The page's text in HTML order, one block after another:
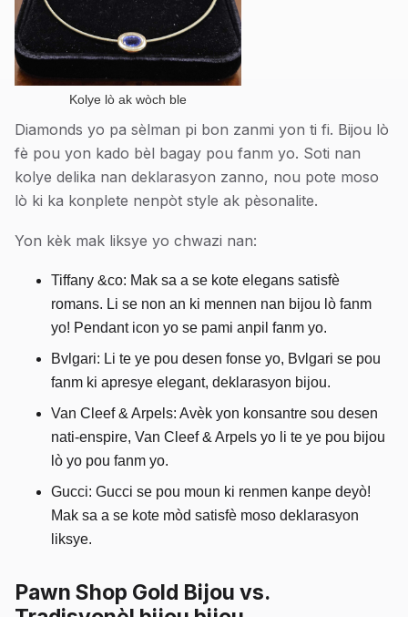
Kolye lò ak wòch ble
Diamonds yo pa sèlman pi bon zanmi yon ti fi. Bijou lò
fè pou yon kado bèl bagay pou fanm yo. Soti nan
kolye delika nan deklarasyon zanno, nou pote moso
lò ki ka konplete nenpòt style ak pèsonalite.
Yon kèk mak liksye yo chwazi nan:
Tiffany &co: Mak sa a se kote elegans satisfè
romans. Li se non an ki mennen nan bijou lò fanm
yo! Pendant icon yo se pami anpil fanm yo.
Bvlgari: Li te ye pou desen fonse yo, Bvlgari se pou
fanm ki apresye elegant, deklarasyon bijou.
Van Cleef & Arpels: Avèk yon konsantre sou desen
nati-enspire, Van Cleef & Arpels yo li te ye pou bijou
lò yo pou fanm yo.
Gucci: Gucci se pou moun ki renmen kanpe deyò!
Mak sa a se kote mòd satisfè moso deklarasyon
liksye.
Pawn Shop Gold Bijou vs.